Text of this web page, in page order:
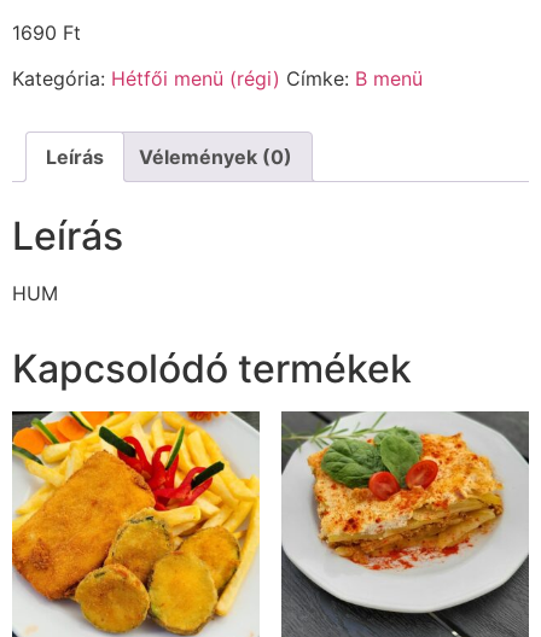
1690 Ft
Kategória: Hétfői menü (régi) Címke: B menü
Leírás Vélemények (0)
Leírás
HUM
Kapcsolódó termékek